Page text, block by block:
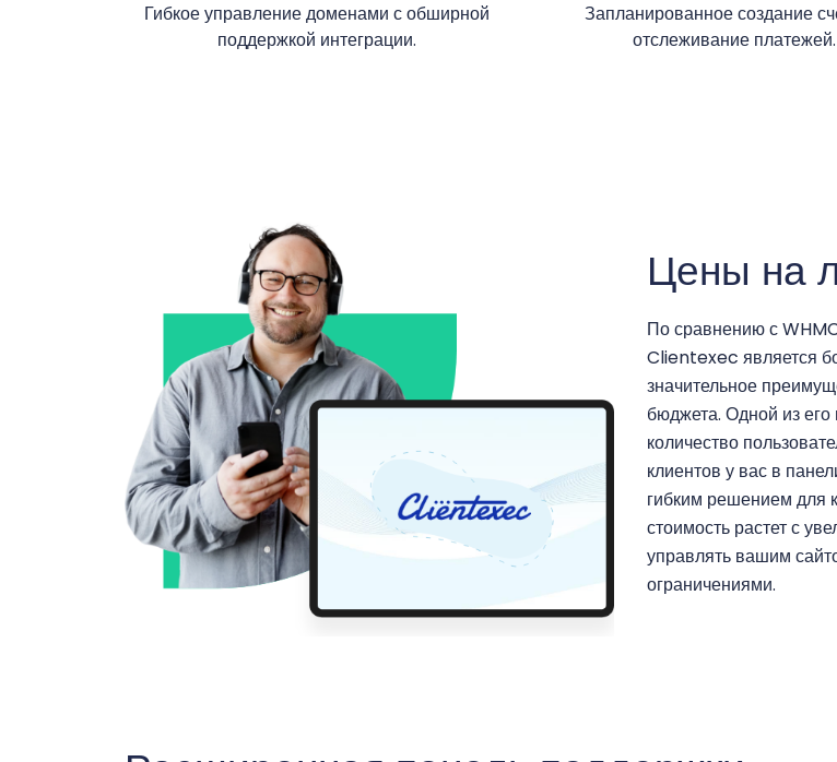
Гибкое управление доменами с обширной
поддержкой интеграции.
Запланированное создание
отслеживание платежей.
Цены на
По сравнению с
Clientexec является
значительное
бюджета. Одной из его
количество
клиентов у вас в
гибким решением для
стоимость растет с
управлять вашим
ограничениями.